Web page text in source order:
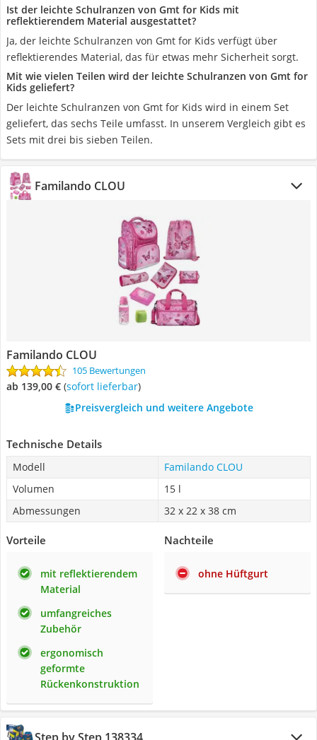
Ist der leichte Schulranzen von Gmt for Kids mit
reflektierendem Material ausgestattet?
Ja, der leichte Schulranzen von Gmt for Kids verfügt über
reflektierendes Material, das für etwas mehr Sicherheit sorgt.
Mit wie vielen Teilen wird der leichte Schulranzen von Gmt for
Kids geliefert?
Der leichte Schulranzen von Gmt for Kids wird in einem Set
geliefert, das sechs Teile umfasst. In unserem Vergleich gibt es
Sets mit drei bis sieben Teilen.
Familando CLOU
Familando CLOU
105 Bewertungen
ab 139,00 € ( Sofort lieferbar)
Preisvergleich und weitere Angebote
Technische Details
Modell
Familando CLOU
Volumen
15 l
Abmessungen
32 x 22 x 38 cm
Vorteile
mit reflektierendem
Material
umfangreiches
Zubehör
ergonomisch
geformte
Rückenkonstruktion
Nachteile
ohne Hüftgurt